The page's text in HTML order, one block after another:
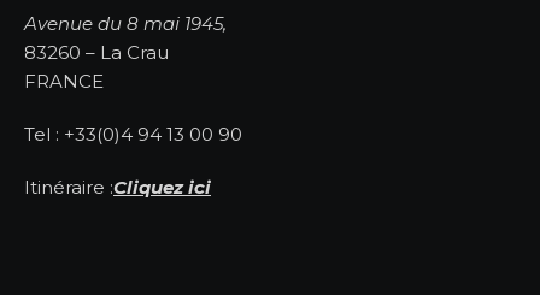
Avenue du 8 mai 1945,
83260 – La Crau
FRANCE
Tel : +33(0)4 94 13 00 90
Itinéraire :Cliquez ici